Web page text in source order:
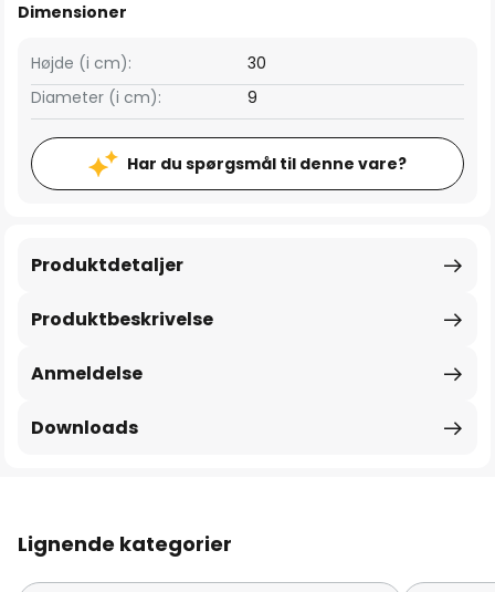
Dimensioner
Højde (i cm):
30
Diameter (i cm):
9
Har du spørgsmål til denne vare?
Produktbeskrivelse
Produktdetaljer
Anmeldelse
Downloads
Lignende kategorier